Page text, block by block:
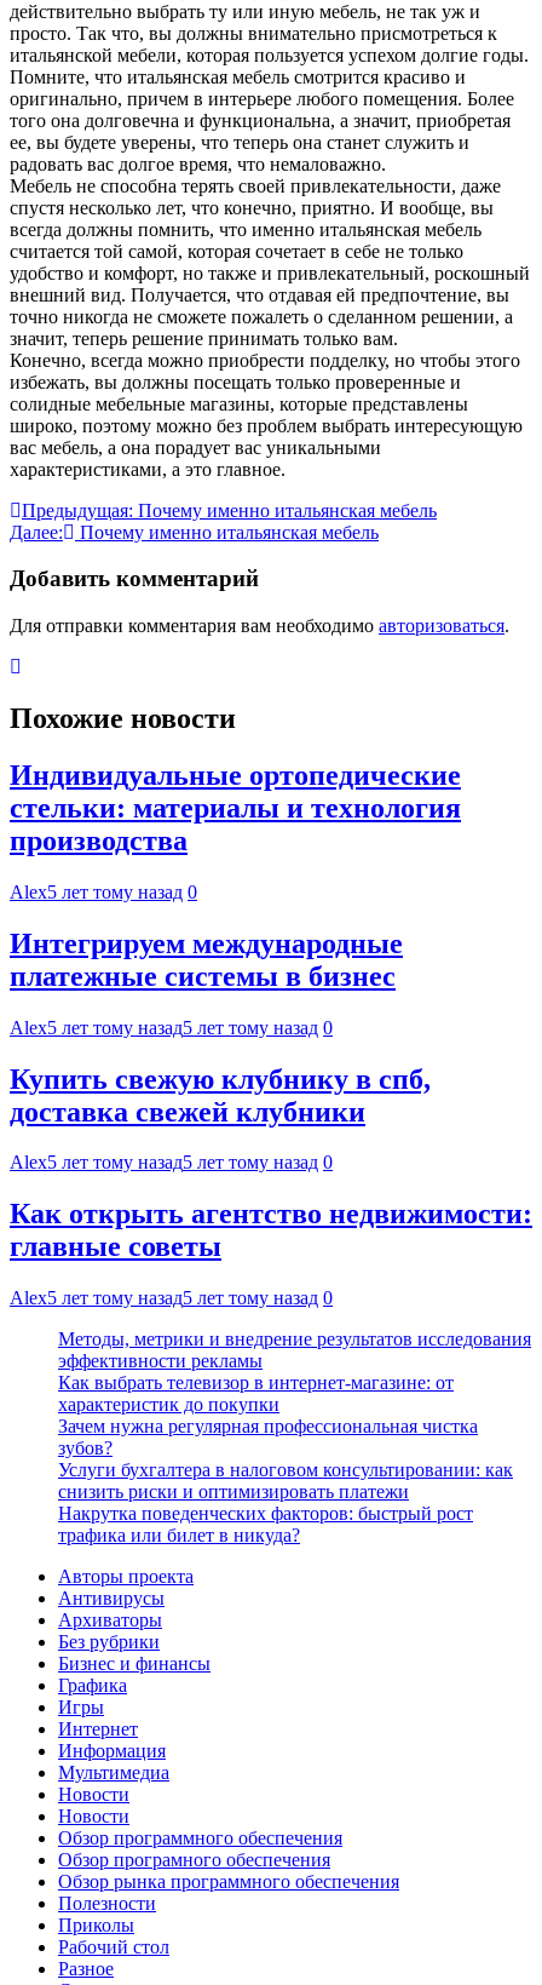
действительно выбрать ту или иную мебель, не так уж и
просто. Так что, вы должны внимательно присмотреться к
итальянской мебели, которая пользуется успехом долгие годы.
Помните, что итальянская мебель смотрится красиво и
оригинально, причем в интерьере любого помещения. Более
того она долговечна и функциональна, а значит, приобретая
ее, вы будете уверены, что теперь она станет служить и
радовать вас долгое время, что немаловажно.
Мебель не способна терять своей привлекательности, даже
спустя несколько лет, что конечно, приятно. И вообще, вы
всегда должны помнить, что именно итальянская мебель
считается той самой, которая сочетает в себе не только
удобство и комфорт, но также и привлекательный, роскошный
внешний вид. Получается, что отдавая ей предпочтение, вы
точно никогда не сможете пожалеть о сделанном решении, а
значит, теперь решение принимать только вам.
Конечно, всегда можно приобрести подделку, но чтобы этого
избежать, вы должны посещать только проверенные и
солидные мебельные магазины, которые представлены
широко, поэтому можно без проблем выбрать интересующую
вас мебель, а она порадует вас уникальными
характеристиками, а это главное.
Навигация
по
записям
Предыдущая: Почему именно итальянская мебель
Далее:
Почему именно итальянская мебель
Добавить комментарий
Для отправки комментария вам необходимо авторизоваться.
Похожие новости
Индивидуальные ортопедические
стельки: материалы и технология
производства
Alex5 лет тому назад 0
Интегрируем международные
платежные системы в бизнес
Alex5 лет тому назад5 лет тому назад 0
Купить свежую клубнику в спб,
доставка свежей клубники
Alex5 лет тому назад5 лет тому назад 0
Как открыть агентство недвижимости:
главные советы
Alex5 лет тому назад5 лет тому назад 0
Методы, метрики и внедрение результатов исследования
эффективности рекламы
Как выбрать телевизор в интернет-магазине: от
характеристик до покупки
Зачем нужна регулярная профессиональная чистка
зубов?
Услуги бухгалтера в налоговом консультировании: как
снизить риски и оптимизировать платежи
Накрутка поведенческих факторов: быстрый рост
трафика или билет в никуда?
Авторы проекта
Антивирусы
Архиваторы
Без рубрики
Бизнес и финансы
Графика
Игры
Интернет
Информация
Мультимедиа
Новости
Новости
Обзор программного обеспечения
Обзор програмного обеспечения
Обзор рынка программного обеспечения
Полезности
Приколы
Рабочий стол
Разное